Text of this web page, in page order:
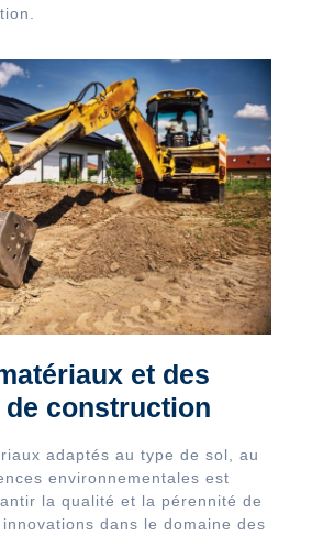
et des
construction
adaptés au type de sol, au
environnementales est
la qualité et la pérennité de
dans le domaine des